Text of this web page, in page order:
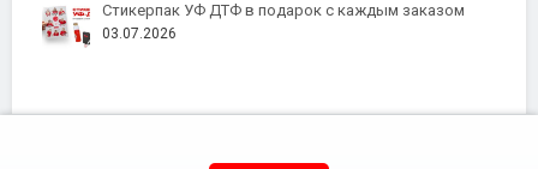
Стикерпак УФ ДТФ в подарок с каждым заказом
03.07.2026